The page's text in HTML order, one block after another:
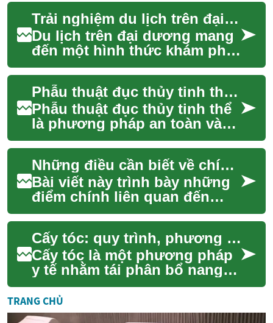
Trải nghiệm du lịch trên đại dương: Những điều cần biết
Du lịch trên đại dương mang
đến một hình thức khám phá
độc đáo, kết hợp giữa sự thư
giãn và phiêu lưu. Thay vì di
chu...
Phẫu thuật đục thủy tinh thể: Những điều cần biết
Phẫu thuật đục thủy tinh thể
là phương pháp an toàn và
hiệu quả giúp phục hồi tầm
nhìn khi thủy tinh thể bị mờ.
Bài v...
Những điều cần biết về chính sách nhiên liệu và trả phương tiện
Bài viết này trình bày những
điểm chính liên quan đến
chính sách nhiên liệu và thủ
tục trả phương tiện khi thuê
xe, b...
Cấy tóc: quy trình, phương pháp và những điều cần biết
Cấy tóc là một phương pháp
y tế nhằm tái phân bổ nang
tóc từ vùng cho sang vùng
hói hoặc thưa, với mục tiêu
cải thiện...
TRANG CHỦ